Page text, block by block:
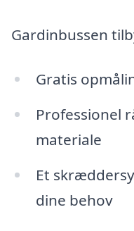
Gardinbussen
Gratis
Professionel
materiale
Et
dine behov